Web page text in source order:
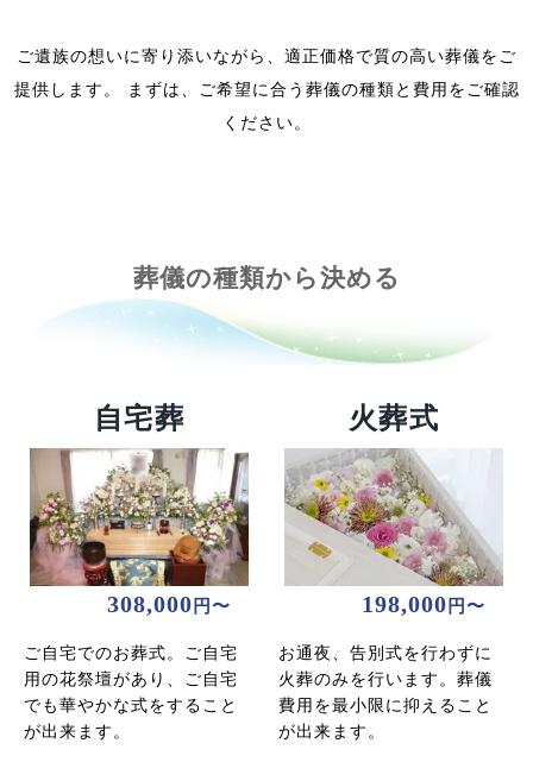
ご遺族の想いに寄り添いながら、適正価格で質の高い葬儀をご
提供します。 まずは、ご希望に合う葬儀の種類と費用をご確認
ください。
葬儀の種類から決める
自宅葬
308,000 円〜
ご自宅でのお葬式。ご自宅
用の花祭壇があり、ご自宅
でも華やかな式をすること
が出来ます。
火葬式
198,000 円〜
お通夜、告別式を行わずに
火葬のみを行います。葬儀
費用を最小限に抑えること
が出来ます。